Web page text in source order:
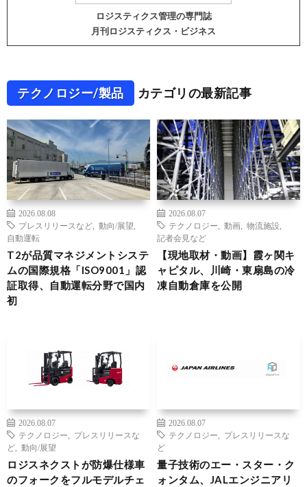
ロジスティクス管理の専門誌
月刊ロジスティクス・ビジネス
テクノロジー/製品 カテゴリの最新記事
2026.08.08
プレスリリースなど
動向/展望
自動運転
T2が品質マネジメントシステ
ムの国際規格「ISO9001」認
証取得、自動運転分野で国内
初
2026.08.07
テクノロジー
動画 物流施設
記者会見など
【現地取材・動画】霞ヶ関キ
ャピタル、川崎・東扇島の冷
凍自動倉庫を公開
2026.08.07
テクノロジー
プレスリリースな
ど
動向/展望
ロジスネクストが防爆仕様車
のフォークをフルモデルチェ
2026.08.07
テクノロジー
プレスリリースな
ど
量子技術のエー・スター・ク
ォンタム、JALエンジニアリ